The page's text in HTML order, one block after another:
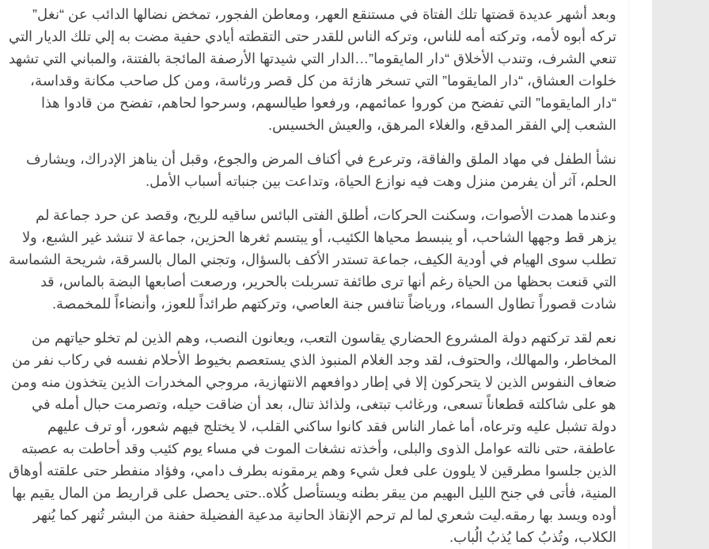
وبعد أشهر عديدة قضتها تلك الفتاة في مستنقع العهر، ومعاطن الفجور، تمخض نضالها الدائب عن “نغل”
تركه أبوه لأمه، وتركته أمه للناس، وتركه الناس للقدر حتى التقطته أيادي حفية مضت به إلي تلك الديار التي
تنعي الشرف، وتندب الأخلاق “دار المايقوما”…الدار التي شيدتها الأرصفة المائجة بالفتنة، والمباني التي تشهد
خلوات العشاق، “دار المايقوما” التي تسخر هازئة من كل قصر ورئاسة، ومن كل صاحب مكانة وقداسة،
“دار المايقوما” التي تفضح من كوروا عمائمهم، ورفعوا طيالسهم، وسرحوا لحاهم، تفضح من قادوا هذا
الشعب إلي الفقر المدقع، والغلاء المرهق، والعيش الخسيس.
نشأ الطفل في مهاد الملق والفاقة، وترعرع في أكناف المرض والجوع، وقبل أن يناهز الإدراك، ويشارف
الحلم، آثر أن يفرمن منزل وهت فيه نوازع الحياة، وتداعت بين جنباته أسباب الأمل.
وعندما همدت الأصوات، وسكنت الحركات، أطلق الفتى البائس ساقيه للريح، وقصد عن حرد جماعة لم
يزهر قط وجهها الشاحب، أو ينبسط محياها الكئيب، أو يبتسم ثغرها الحزين، جماعة لا تنشد غير الشبع، ولا
تطلب سوى الهيام في أودية الكيف، جماعة تستدر الأكف بالسؤال، وتجني المال بالسرقة، شريحة الشماسة
التي قنعت بحظها من الحياة رغم أنها ترى طائفة تسربلت بالحرير، ورصعت أصابعها البضة بالماس، قد
شادت قصوراً تطاول السماء، ورياضاً تنافس جنة العاصي، وتركتهم طرائداً للعوز، وأنضاءاً للمخمصة.
نعم لقد تركتهم دولة المشروع الحضاري يقاسون التعب، ويعانون النصب، وهم الذين لم تخلو حياتهم من
المخاطر، والمهالك، والحتوف، لقد وجد الغلام المنبوذ الذي يستعصم بخيوط الأحلام نفسه في ركاب نفر من
ضعاف النفوس الذين لا يتحركون إلا في إطار دوافعهم الانتهازية، مروجي المخدرات الذين يتخذون منه ومن
هو على شاكلته قطعاناً تسعى، ورغائب تبتغى، ولذائذ تنال، بعد أن ضاقت حيله، وتصرمت حبال أمله في
دولة تشبل عليه وترعاه، أما غمار الناس فقد كانوا ساكني القلب، لا يختلج فيهم شعور، أو ترف عليهم
عاطفة، حتى نالته عوامل الذوى والبلى، وأخذته نشغات الموت في مساء يوم كئيب وقد أحاطت به عصبته
الذين جلسوا مطرقين لا يلوون على فعل شيء وهم يرمقونه بطرف دامي، وفؤاد منفطر حتى علقته أوهاق
المنية، فأتى في جنح الليل البهيم من يبقر بطنه ويستأصل كُلاه..حتى يحصل على قراريط من المال يقيم بها
أوده ويسد بها رمقه.ليت شعري لما لم ترحم الإنقاذ الحانية مدعية الفضيلة حفنة من البشر تُنهر كما يُنهر
الكلاب، وتُذبُ كما يُذبُ الُباب.
الرئيسية ناس وناس
مقعد شاغر على مائدة الإفطار.. يحيى
حسين عبدالهادي فارس مقاومة
الخصخصة الذي دافع عن المال العام
(بروفايل)
الرئيسية مصر ناس وناس
في ذكرى رحيله.. د. نور فرحات فقيه
قانوني دافع عن قضايا الوطن وانحاز
للحرية (بروفايل)
26 يناير، 2026
ناس وناس
فاروق.. خبير اقتصادي
بذكرى ميلاده وحيداً على أبواب